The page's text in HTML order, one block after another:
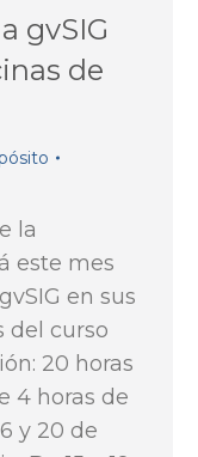
gvSIG
de
la
este mes
en sus
del curso
20 horas
4 horas de
y 20 de